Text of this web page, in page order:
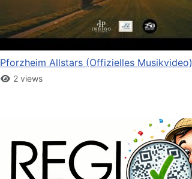
Pforzheim Allstars (Offizielles Musikvideo)
2 views